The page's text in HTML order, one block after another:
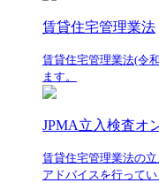
賃貸住宅管理業法
賃貸住宅管理業法(令
ます。
JPMA立入検査オ
賃貸住宅管理業法の
アドバイスを行ってい